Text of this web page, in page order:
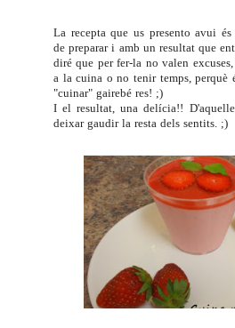
La recepta que us presento avui és
de preparar i amb un resultat que
diré que per fer-la no valen
a la cuina o no tenir temps, perquè
"cuinar" gairebé res! ;)
I el resultat, una delícia!!
deixar gaudir la resta dels sentits. ;)